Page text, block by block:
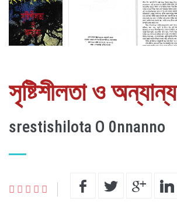
সৃষ্টিশীলতা ও অন্যান্য
srestishilota O 0nnanno